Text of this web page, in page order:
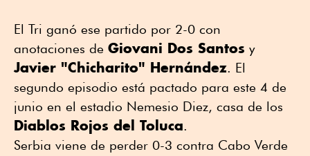
El Tri ganó ese partido por 2-0 con
anotaciones de Giovani Dos Santos y
Javier "Chicharito" Hernández. El
segundo episodio está pactado para este 4 de
junio en el estadio Nemesio Diez, casa de los
Diablos Rojos del Toluca.
Serbia viene de perder 0-3 contra Cabo Verde